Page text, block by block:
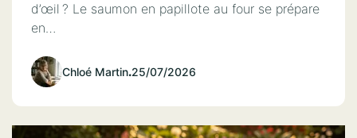
d’œil ? Le saumon en papillote au four se prépare
en…
Chloé Martin.25/07/2026